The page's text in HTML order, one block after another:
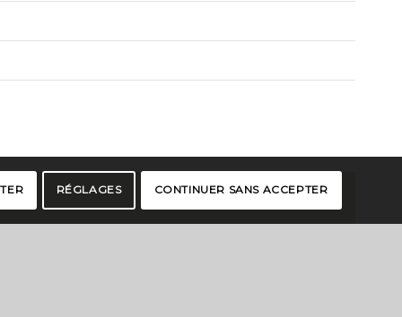
RÉGLAGES CONTINUER SANS ACCEPTER